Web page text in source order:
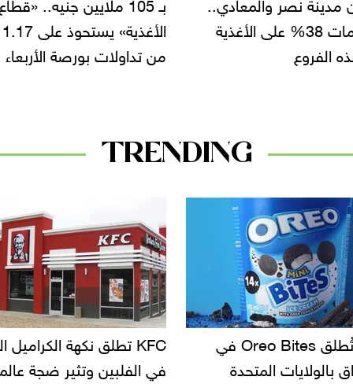
بورصة الأربعاء
Today عوامل تعزز تصدير
عسل النحل إلى إفريقيا
TRENDING
KFC تطلق نكهة الكراميل المملح
وتثير ضجة عالمية
دعوات للتحقيق في أسباب
سحب بعض ألبان الأطفال